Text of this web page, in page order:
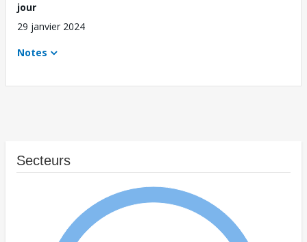
jour
29 janvier 2024
Notes
Secteurs